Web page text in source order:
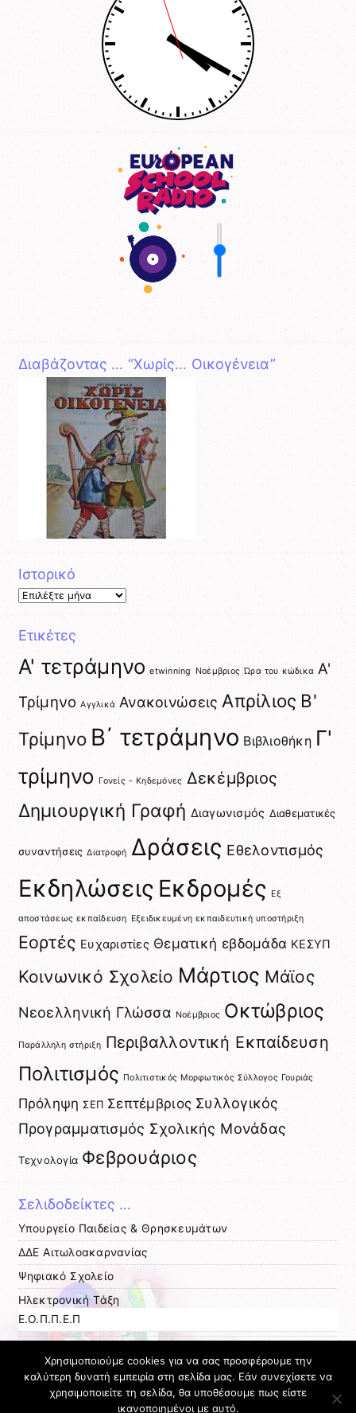
Διαβάζοντας … “Χωρίς… Οικογένεια”
Ιστορικό
Ιστορικό
Ετικέτες
A' τετράμηνο etwinning Nοέμβριος Ώρα του κώδικα Α'
Τρίμηνο Αγγλικά Ανακοινώσεις Απρίλιος Β'
Τρίμηνο Β΄ τετράμηνο Βιβλιοθήκη Γ'
τρίμηνο Γονείς - Κηδεμόνες Δεκέμβριος
Δημιουργική Γραφή Διαγωνισμός Διαθεματικές
συναντήσεις Διατροφή Δράσεις Εθελοντισμός
Εκδηλώσεις Εκδρομές Εξ
αποστάσεως εκπαίδευση Εξειδικευμένη εκπαιδευτική υποστήριξη
Εορτές Ευχαριστίες Θεματική εβδομάδα ΚΕΣΥΠ
Κοινωνικό Σχολείο Μάρτιος Μάϊος
Νεοελληνική Γλώσσα Νοέμβριος Οκτώβριος
Παράλληλη στήριξη Περιβαλλοντική Εκπαίδευση
Πολιτισμός Πολιτιστικός Μορφωτικός Σύλλογος Γουριάς
Πρόληψη ΣΕΠ Σεπτέμβριος Συλλογικός
Προγραμματισμός Σχολικής Μονάδας
Τεχνολογία Φεβρουάριος
Σελιδοδείκτες …
Υπουργείο Παιδείας & Θρησκευμάτων
ΔΔΕ Αιτωλοακαρνανίας
Ψηφιακό Σχολείο
Ηλεκτρονική Τάξη
Ε.Ο.Π.Π.Ε.Π
ΚΠΕ Μεσολογγίου
Σχ. Σύμβουλος Πληροφορικής
Χρησιμοποιούμε cookies για να σας προσφέρουμε την
καλύτερη δυνατή εμπειρία στη σελίδα μας. Εάν συνεχίσετε να
χρησιμοποιείτε τη σελίδα, θα υποθέσουμε πως είστε
ικανοποιημένοι με αυτό.